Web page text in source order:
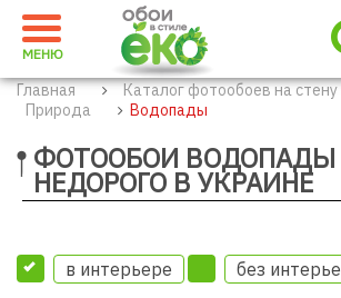
МЕНЮ
Главная
Каталог фотообоев на
Природа
Водопады
ФОТООБОИ ВОДОПАДЫ
НЕДОРОГО В УКРАИНЕ
в интерьере без